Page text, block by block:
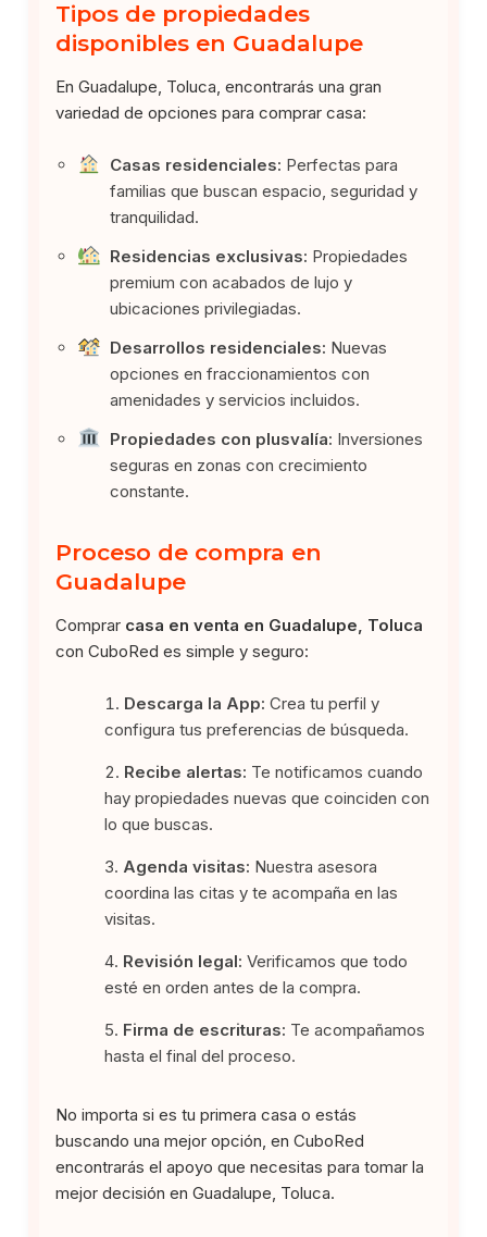
Tipos de propiedades
disponibles en Guadalupe
En Guadalupe, Toluca, encontrarás una gran
variedad de opciones para comprar casa:
Casas residenciales: Perfectas para
familias que buscan espacio, seguridad y
tranquilidad.
Residencias exclusivas: Propiedades
premium con acabados de lujo y
ubicaciones privilegiadas.
Desarrollos residenciales: Nuevas
opciones en fraccionamientos con
amenidades y servicios incluidos.
Propiedades con plusvalía: Inversiones
seguras en zonas con crecimiento
constante.
Proceso de compra en
Guadalupe
Comprar casa en venta en Guadalupe, Toluca
con CuboRed es simple y seguro:
Descarga la App: Crea tu perfil y
configura tus preferencias de búsqueda.
Recibe alertas: Te notificamos cuando
hay propiedades nuevas que coinciden con
lo que buscas.
Agenda visitas: Nuestra asesora
coordina las citas y te acompaña en las
visitas.
Revisión legal: Verificamos que todo
esté en orden antes de la compra.
Firma de escrituras: Te acompañamos
hasta el final del proceso.
No importa si es tu primera casa o estás
buscando una mejor opción, en CuboRed
encontrarás el apoyo que necesitas para tomar la
mejor decisión en Guadalupe, Toluca.